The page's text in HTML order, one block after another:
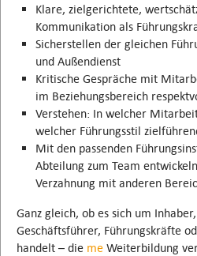
Klare, zielgerichtete,
Kommunikation als
Sicherstellen der gleichen
und Außendienst
Kritische Gespräche mit
im Beziehungsbereich
Verstehen: In welcher
welcher Führungsstil
Mit den passenden
Abteilung zum Team
Verzahnung mit anderen
Ganz gleich, ob es sich um
Geschäftsführer, Führungskräfte
handelt – die me Weiterbildung